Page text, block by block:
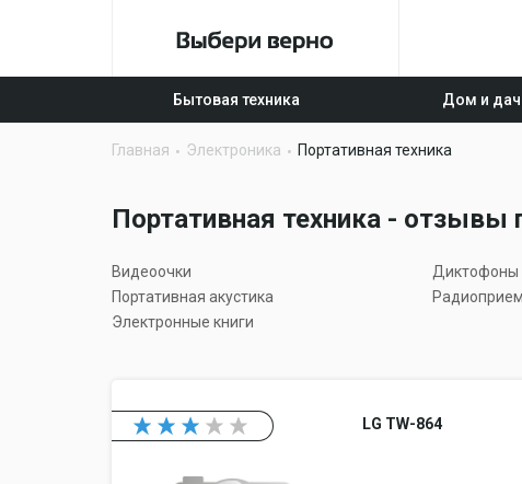
Бытовая техника Дом и
Главная Электроника Портативная техника
Портативная техника - отзывы
Видеоочки Диктофоны
Портативная акустика
Электронные книги
LG TW-864